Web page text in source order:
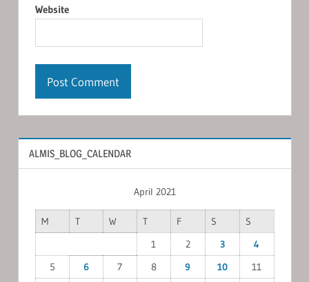
Website
ALMIS_BLOG_CALENDAR
April 2021
M T W T F S
S
1
2 3
4
5
6 7 8 9 10
11